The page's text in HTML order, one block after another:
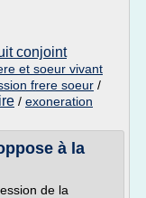
conjoint
et soeur vivant
frere soeur /
/ exoneration
à la
de la